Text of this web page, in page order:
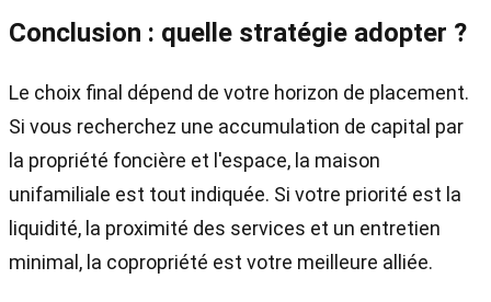
Conclusion : quelle stratégie adopter ?
Le choix final dépend de votre horizon de placement.
Si vous recherchez une accumulation de capital par
la propriété foncière et l'espace, la maison
unifamiliale est tout indiquée. Si votre priorité est la
liquidité, la proximité des services et un entretien
minimal, la copropriété est votre meilleure alliée.